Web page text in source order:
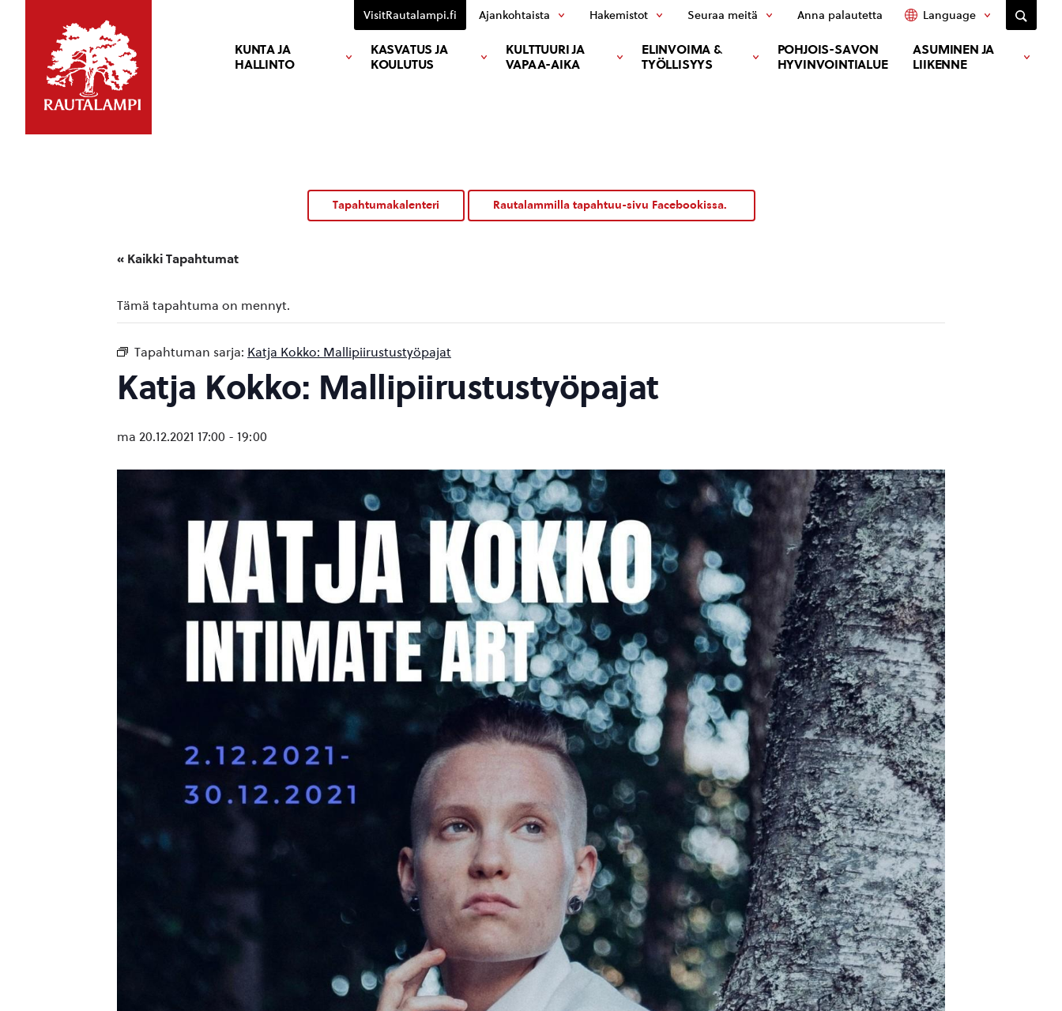
KUNTA JA
HALLINTO
KASVATUS JA
KOULUTUS
KULTTUURI JA
VAPAA-AIKA
ELINVOIMA &
TYÖLLISYYS
POHJOIS-SAVON
HYVINVOINTIALUE
ASUMINEN JA
LIIKENNE
VisitRautalampi.fi Ajankohtaista Hakemistot Seuraa meitä Anna palautetta Language
Tapahtumakalenteri Rautalammilla tapahtuu-sivu Facebookissa.
« Kaikki Tapahtumat
Tämä tapahtuma on mennyt.
Tapahtuman sarja: Katja Kokko: Mallipiirustustyöpajat
Katja Kokko: Mallipiirustustyöpajat
ma 20.12.2021 17:00 - 19:00